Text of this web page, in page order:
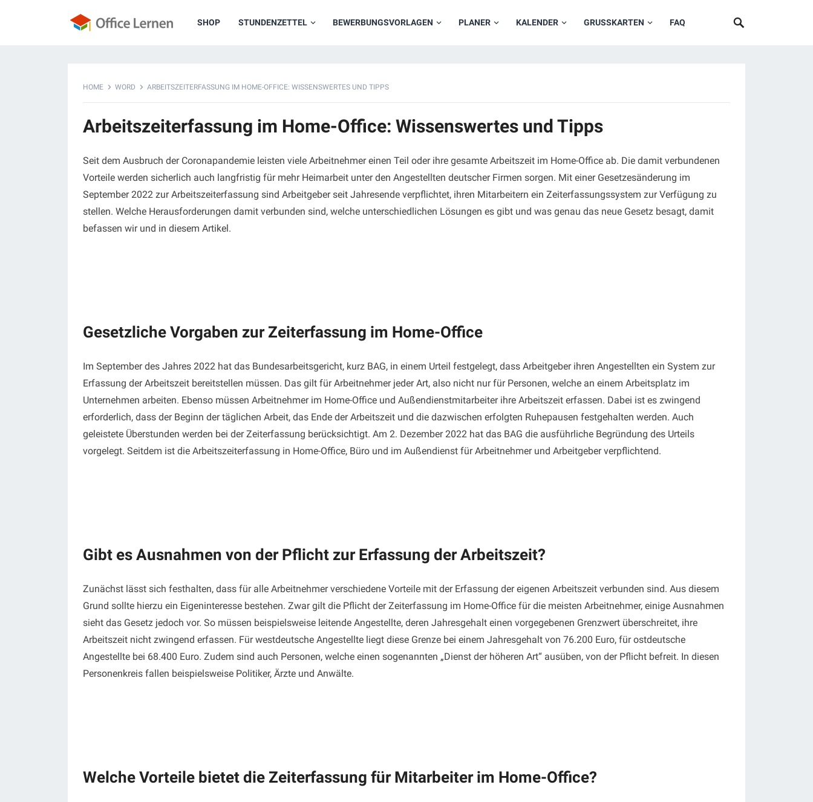
SHOP STUNDENZETTEL BEWERBUNGSVORLAGEN PLANER KALENDER GRUSSKARTEN FAQ
HOME WORD ARBEITSZEITERFASSUNG IM HOME-OFFICE: WISSENSWERTES UND TIPPS
Arbeitszeiterfassung im Home-Office: Wissenswertes und Tipps
Seit dem Ausbruch der Coronapandemie leisten viele Arbeitnehmer einen Teil oder ihre gesamte Arbeitszeit im Home-Office ab. Die damit verbundenen
Vorteile werden sicherlich auch langfristig für mehr Heimarbeit unter den Angestellten deutscher Firmen sorgen. Mit einer Gesetzesänderung im
September 2022 zur Arbeitszeiterfassung sind Arbeitgeber seit Jahresende verpflichtet, ihren Mitarbeitern ein Zeiterfassungssystem zur Verfügung zu
stellen. Welche Herausforderungen damit verbunden sind, welche unterschiedlichen Lösungen es gibt und was genau das neue Gesetz besagt, damit
befassen wir und in diesem Artikel.
Gesetzliche Vorgaben zur Zeiterfassung im Home-Office
Im September des Jahres 2022 hat das Bundesarbeitsgericht, kurz BAG, in einem Urteil festgelegt, dass Arbeitgeber ihren Angestellten ein System zur
Erfassung der Arbeitszeit bereitstellen müssen. Das gilt für Arbeitnehmer jeder Art, also nicht nur für Personen, welche an einem Arbeitsplatz im
Unternehmen arbeiten. Ebenso müssen Arbeitnehmer im Home-Office und Außendienstmitarbeiter ihre Arbeitszeit erfassen. Dabei ist es zwingend
erforderlich, dass der Beginn der täglichen Arbeit, das Ende der Arbeitszeit und die dazwischen erfolgten Ruhepausen festgehalten werden. Auch
geleistete Überstunden werden bei der Zeiterfassung berücksichtigt. Am 2. Dezember 2022 hat das BAG die ausführliche Begründung des Urteils
vorgelegt. Seitdem ist die Arbeitszeiterfassung in Home-Office, Büro und im Außendienst für Arbeitnehmer und Arbeitgeber verpflichtend.
Gibt es Ausnahmen von der Pflicht zur Erfassung der Arbeitszeit?
Zunächst lässt sich festhalten, dass für alle Arbeitnehmer verschiedene Vorteile mit der Erfassung der eigenen Arbeitszeit verbunden sind. Aus diesem
Grund sollte hierzu ein Eigeninteresse bestehen. Zwar gilt die Pflicht der Zeiterfassung im Home-Office für die meisten Arbeitnehmer, einige Ausnahmen
sieht das Gesetz jedoch vor. So müssen beispielsweise leitende Angestellte, deren Jahresgehalt einen vorgegebenen Grenzwert überschreitet, ihre
Arbeitszeit nicht zwingend erfassen. Für westdeutsche Angestellte liegt diese Grenze bei einem Jahresgehalt von 76.200 Euro, für ostdeutsche
Angestellte bei 68.400 Euro. Zudem sind auch Personen, welche einen sogenannten „Dienst der höheren Art“ ausüben, von der Pflicht befreit. In diesen
Personenkreis fallen beispielsweise Politiker, Ärzte und Anwälte.
Welche Vorteile bietet die Zeiterfassung für Mitarbeiter im Home-Office?